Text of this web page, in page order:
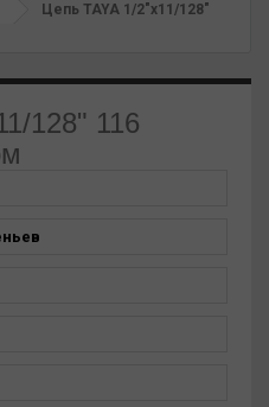
Цепь TAYA 1/2"х11/128"
128" 116